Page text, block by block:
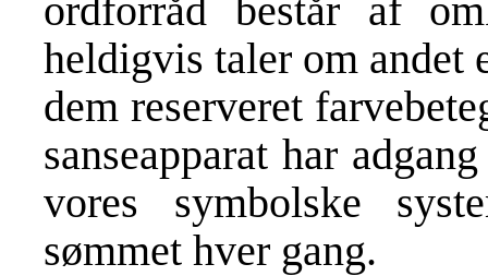
ordforråd består af
heldigvis taler om andet
dem reserveret
sanseapparat har
vores symbolske
sømmet hver gang.